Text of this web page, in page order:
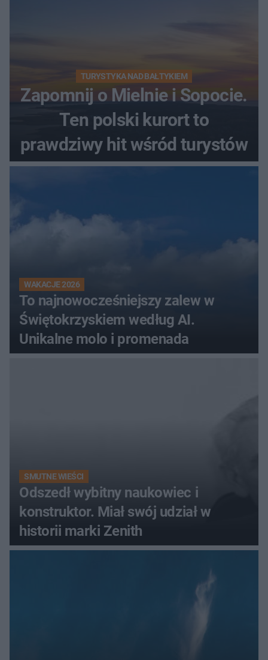
TURYSTYKA NAD BAŁTYKIEM
Zapomnij o Mielnie i Sopocie.
Ten polski kurort to
prawdziwy hit wśród turystów
WAKACJE 2026
To najnowocześniejszy zalew w
Świętokrzyskiem według AI.
Unikalne molo i promenada
SMUTNE WIEŚCI
Odszedł wybitny naukowiec i
konstruktor. Miał swój udział w
historii marki Zenith